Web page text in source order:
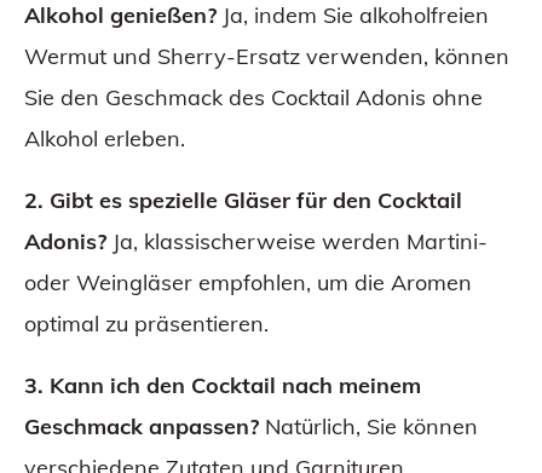
Alkohol genießen? Ja, indem Sie alkoholfreien
Wermut und Sherry-Ersatz verwenden, können
Sie den Geschmack des Cocktail Adonis ohne
Alkohol erleben.
2. Gibt es spezielle Gläser für den Cocktail
Adonis? Ja, klassischerweise werden Martini-
oder Weingläser empfohlen, um die Aromen
optimal zu präsentieren.
3. Kann ich den Cocktail nach meinem
Geschmack anpassen? Natürlich, Sie können